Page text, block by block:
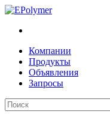
Компании
Продукты
Объявления
Запросы